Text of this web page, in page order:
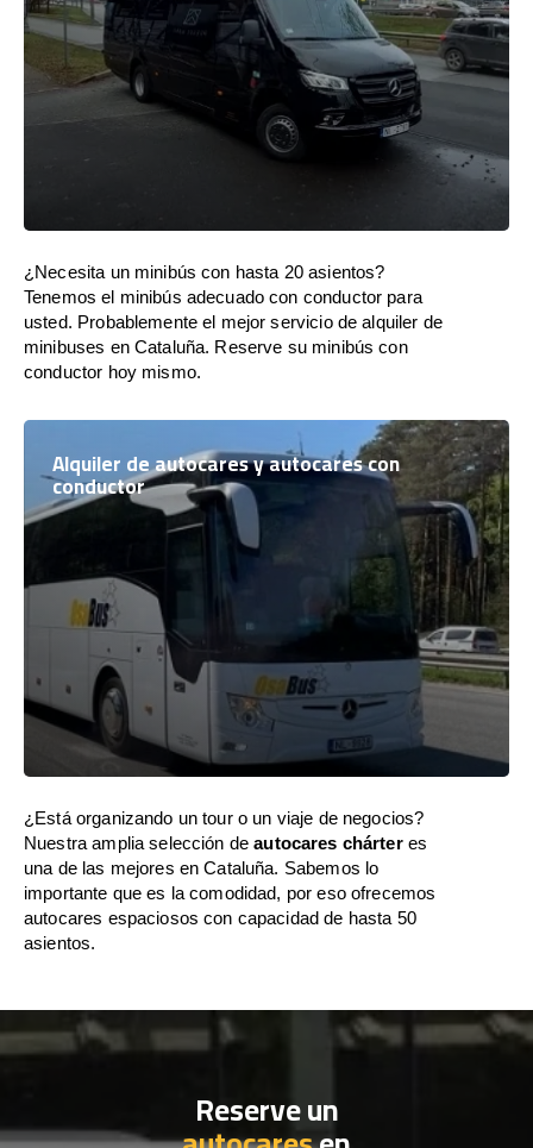
¿Necesita un minibús con hasta 20 asientos?
Tenemos el minibús adecuado con conductor para
usted. Probablemente el mejor servicio de alquiler de
minibuses en Cataluña. Reserve su minibús con
conductor hoy mismo.
Alquiler de autocares y autocares con
conductor
¿Está organizando un tour o un viaje de negocios?
Nuestra amplia selección deautocares chárteres
una de las mejores en Cataluña. Sabemos lo
importante que es la comodidad, por eso ofrecemos
autocares espaciosos con capacidad de hasta 50
asientos.
Reserve un